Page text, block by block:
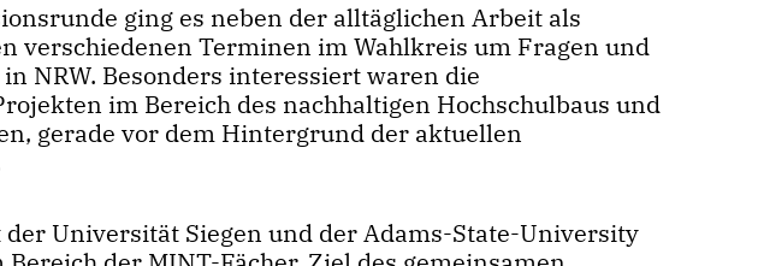
ging es neben der alltäglichen Arbeit als
verschiedenen Terminen im Wahlkreis um Fragen und
NRW. Besonders interessiert waren die
im Bereich des nachhaltigen Hochschulbaus und
gerade vor dem Hintergrund der aktuellen
Universität Siegen und der Adams-State-University